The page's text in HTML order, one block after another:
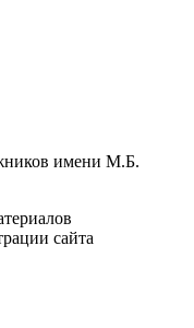
имени М.Б.
сайта